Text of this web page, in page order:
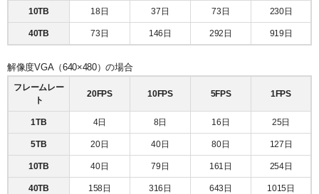
10TB 18日 37日 73日 230日
40TB 73日 146日 292日 919日
解像度VGA（640×480）の場合
フレームレー
ト
20FPS 10FPS 5FPS 1FPS
1TB 4日 8日 16日 25日
5TB 20日 40日 80日 127日
10TB 40日 79日 161日 254日
40TB 158日 316日 643日 1015日